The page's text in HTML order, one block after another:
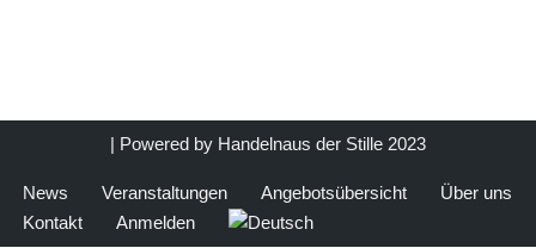
| Powered by Handelnaus der Stille 2023
News Veranstaltungen Angebotsübersicht
Über uns
Kontakt
Anmelden